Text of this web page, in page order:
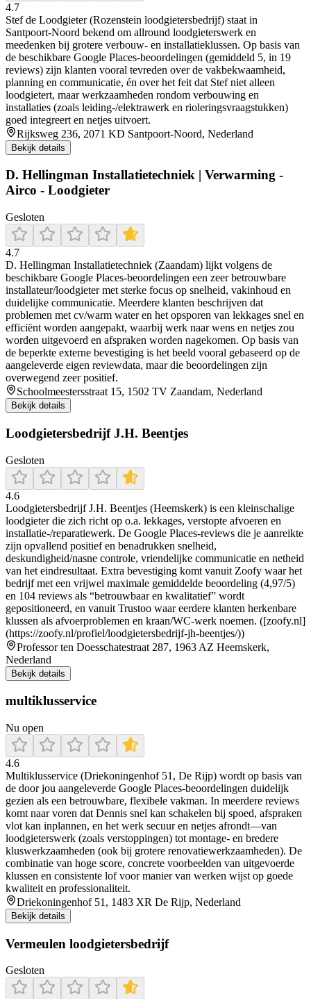
4.7
Stef de Loodgieter (Rozenstein loodgietersbedrijf) staat in
Santpoort-Noord bekend om allround loodgieterswerk en
meedenken bij grotere verbouw- en installatieklussen. Op basis van
de beschikbare Google Places-beoordelingen (gemiddeld 5, in 19
reviews) zijn klanten vooral tevreden over de vakbekwaamheid,
planning en communicatie, én over het feit dat Stef niet alleen
loodgietert, maar werkzaamheden rondom verbouwing en
installaties (zoals leiding-/elektrawerk en rioleringsvraagstukken)
goed integreert en netjes uitvoert.
Rijksweg 236, 2071 KD Santpoort-Noord, Nederland
Bekijk details
D. Hellingman Installatietechniek | Verwarming -
Airco - Loodgieter
Gesloten
4.7
D. Hellingman Installatietechniek (Zaandam) lijkt volgens de
beschikbare Google Places-beoordelingen een zeer betrouwbare
installateur/loodgieter met sterke focus op snelheid, vakinhoud en
duidelijke communicatie. Meerdere klanten beschrijven dat
problemen met cv/warm water en het opsporen van lekkages snel en
efficiënt worden aangepakt, waarbij werk naar wens en netjes zou
worden uitgevoerd en afspraken worden nagekomen. Op basis van
de beperkte externe bevestiging is het beeld vooral gebaseerd op de
aangeleverde eigen reviewdata, maar die beoordelingen zijn
overwegend zeer positief.
Schoolmeestersstraat 15, 1502 TV Zaandam, Nederland
Bekijk details
Loodgietersbedrijf J.H. Beentjes
Gesloten
4.6
Loodgietersbedrijf J.H. Beentjes (Heemskerk) is een kleinschalige
loodgieter die zich richt op o.a. lekkages, verstopte afvoeren en
installatie-/reparatiewerk. De Google Places-reviews die je aanreikte
zijn opvallend positief en benadrukken snelheid,
deskundigheid/nasne controle, vriendelijke communicatie en netheid
van het eindresultaat. Extra bevestiging komt vanuit Zoofy waar het
bedrijf met een vrijwel maximale gemiddelde beoordeling (4,97/5)
en 104 reviews als “betrouwbaar en kwalitatief” wordt
gepositioneerd, en vanuit Trustoo waar eerdere klanten herkenbare
klussen als afvoerproblemen en kraan/WC-werk noemen. ([zoofy.nl]
(https://zoofy.nl/profiel/loodgietersbedrijf-jh-beentjes/))
Professor ten Doesschatestraat 287, 1963 AZ Heemskerk,
Nederland
Bekijk details
multiklusservice
Nu open
4.6
Multiklusservice (Driekoningenhof 51, De Rijp) wordt op basis van
de door jou aangeleverde Google Places-beoordelingen duidelijk
gezien als een betrouwbare, flexibele vakman. In meerdere reviews
komt naar voren dat Dennis snel kan schakelen bij spoed, afspraken
vlot kan inplannen, en het werk secuur en netjes afrondt—van
loodgieterswerk (zoals verstoppingen) tot montage- en bredere
kluswerkzaamheden (ook bij grotere renovatiewerkzaamheden). De
combinatie van hoge score, concrete voorbeelden van uitgevoerde
klussen en consistente lof voor manier van werken wijst op goede
kwaliteit en professionaliteit.
Driekoningenhof 51, 1483 XR De Rijp, Nederland
Bekijk details
Vermeulen loodgietersbedrijf
Gesloten